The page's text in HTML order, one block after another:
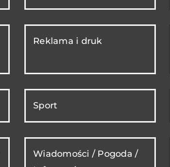
Reklama i druk
Sport
Wiadomości / Pogoda /